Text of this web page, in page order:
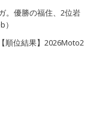
。優勝の福住、2位岩
順位結果】2026Moto2